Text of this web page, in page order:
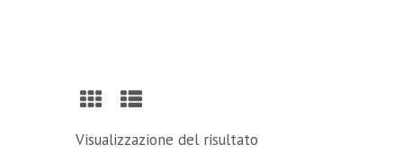
Visualizzazione del risultato